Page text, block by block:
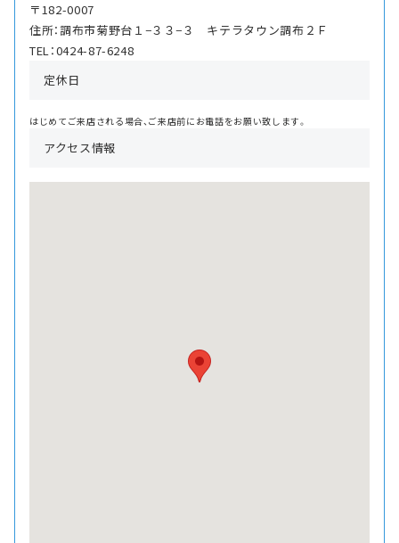
〒182-0007
住所：調布市菊野台１−３３−３ キテラタウン調布２Ｆ
TEL：0424-87-6248
定休日
はじめてご来店される場合、ご来店前にお電話をお願い致します。
アクセス情報